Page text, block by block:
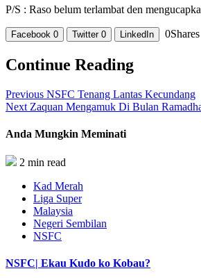
P/S : Raso belum terlambat den
Facebook 0 Twitter 0 LinkedIn 0Shares
Continue Reading
Previous NSFC Tenang Lantas Kecundang
Next Zaquan Mengamuk Di Bulan
Anda Mungkin Meminati
2 min read
Kad Merah
Liga Super
Malaysia
Negeri Sembilan
NSFC
NSFC| Ekau Kudo ko Kobau?